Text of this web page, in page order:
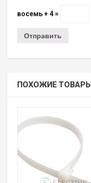
восемь + 4 =
ПОХОЖИЕ ТОВАРЫ